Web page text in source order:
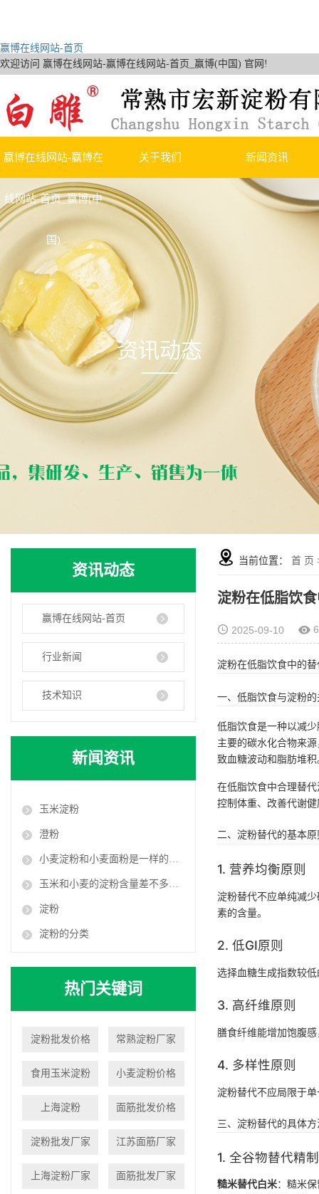
赢博在线网站-首页
欢迎访问 赢博在线网站-赢博在线网站-首页_赢博(中国) 官网!
赢博在线网站-赢博在
线网站-首页_赢博(中
国)
关于我们
公司简介
荣誉资质
新闻资讯
赢博在线网站-首页
资讯动态
资讯动态
赢博在线网站-首页
行业新闻
技术知识
新闻资讯
玉米淀粉
澄粉
小麦淀粉和小麦面粉是一样的吗？
玉米和小麦的淀粉含量差不多：为什么对血糖的影响相差却很大？
淀粉
淀粉的分类
热门关键词
淀粉批发价格 常熟淀粉厂家
食用玉米淀粉 小麦淀粉价格
上海淀粉 面筋批发价格
淀粉批发厂家 江苏面筋厂家
上海淀粉厂家 面筋批发厂家
当前位置： 首 页
淀粉在低脂饮
2025-09-10
淀粉在低脂饮食中的
一、低脂饮食与淀粉
低脂饮食是一种以减
主要的碳水化合物来
致血糖波动和脂肪堆积
在低脂饮食中合理替
控制体重、改善代谢
二、淀粉替代的基本原
1. 营养均衡原则
淀粉替代不应单纯减
素的含量。
2. 低GI原则
选择血糖生成指数较
3. 高纤维原则
膳食纤维能增加饱腹
4. 多样性原则
淀粉替代不应局限于
三、淀粉替代的具体方
1. 全谷物替代精
糙米替代白米：糙米